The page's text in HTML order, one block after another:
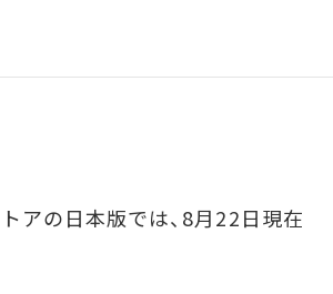
の日本版では、8月22日現在